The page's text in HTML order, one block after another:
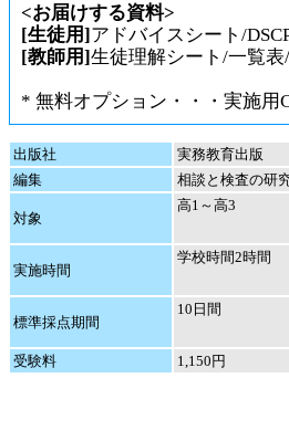
<お届けする資料>
[生徒用]アドバイスシート/
[教師用]生徒理解シート/一覧
* 無料オプション・・・実施用
出版社
実務教育出版
編集
相談と検査の研
対象
高1～高3
実施時間
学校時間2時間
標準採点期間
10日間
受験料 1,150円